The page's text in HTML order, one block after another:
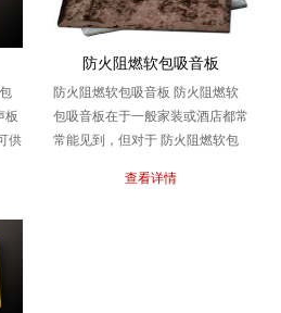
板
供
防火阻燃软包吸音板
防火阻燃软包吸音板 防火阻燃软
包吸音板在于一般家装或酒店都常
常能见到，但对于 防火阻燃软包
完全一无所知，现在...
查看详情